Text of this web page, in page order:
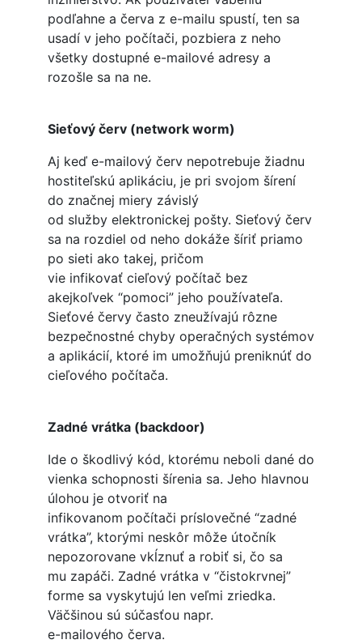
podľahne a červa z e-mailu spustí, ten sa
usadí v jeho počítači, pozbiera z neho
všetky dostupné e-mailové adresy a
rozošle sa na ne.
Sieťový červ (network worm)
Aj keď e-mailový červ nepotrebuje žiadnu
hostiteľskú aplikáciu, je pri svojom šírení
do značnej miery závislý
od služby elektronickej pošty. Sieťový červ
sa na rozdiel od neho dokáže šíriť priamo
po sieti ako takej, pričom
vie infikovať cieľový počítač bez
akejkoľvek “pomoci” jeho používateľa.
Sieťové červy často zneužívajú rôzne
bezpečnostné chyby operačných systémov
a aplikácií, ktoré im umožňujú preniknúť do
cieľového počítača.
Zadné vrátka (backdoor)
Ide o škodlivý kód, ktorému neboli dané do
vienka schopnosti šírenia sa. Jeho hlavnou
úlohou je otvoriť na
infikovanom počítači príslovečné “zadné
vrátka”, ktorými neskôr môže útočník
nepozorovane vkĺznuť a robiť si, čo sa
mu zapáči. Zadné vrátka v “čistokrvnej”
forme sa vyskytujú len veľmi zriedka.
Väčšinou sú súčasťou napr.
e-mailového červa.